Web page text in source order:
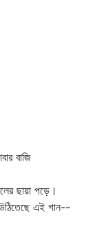
বাজি
ছায়া পড়ে।
এই গান--